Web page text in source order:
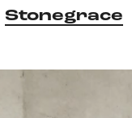
Stonegrace